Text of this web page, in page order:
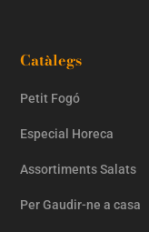
Catàlegs
Petit Fogó
Especial Horeca
Assortiments Salats
Per Gaudir-ne a casa